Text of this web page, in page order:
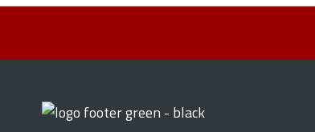
ore
si